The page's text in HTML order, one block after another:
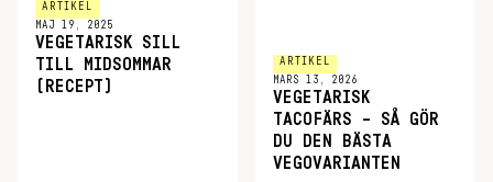
ARTIKEL
MAJ 19, 2025
VEGETARISK SILL
TILL MIDSOMMAR
(RECEPT)
ARTIKEL
MARS 13, 2026
VEGETARISK
TACOFÄRS – SÅ GÖR
DU DEN BÄSTA
VEGOVARIANTEN